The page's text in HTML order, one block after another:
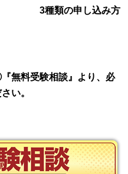
し込み方
』より、必
い。